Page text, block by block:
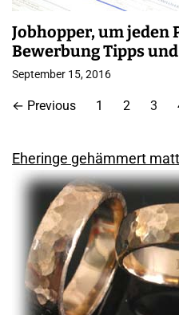
Jobhopper, um jeden
Bewerbung Tipps
September 15, 2016
S
i
← Previous 1 2 3
Eheringe gehämmert matt